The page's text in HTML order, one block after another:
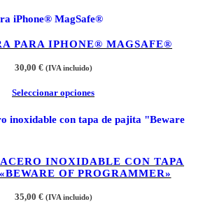
PARA IPHONE® MAGSAFE®
30,00 € (IVA incluido)
Seleccionar opciones
INOXIDABLE CON TAPA
OF PROGRAMMER»
35,00 € (IVA incluido)